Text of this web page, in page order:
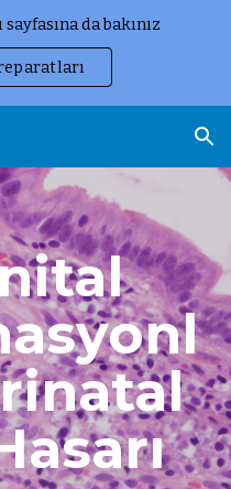
da bakınız